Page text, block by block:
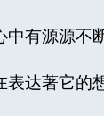
有源源不
达著它的